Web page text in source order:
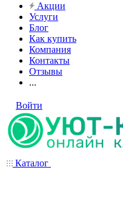
Акции
Услуги
Блог
Как купить
Компания
Контакты
Отзывы
...
Войти
Каталог